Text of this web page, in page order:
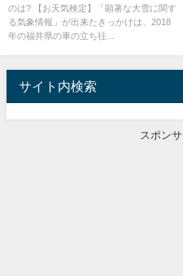
のは? 【お天気検定】「顕著な大雪に関す
る気象情報」が出来たきっかけは、2018
年の福井県の車の立ち往...
サイト内検索
スポン